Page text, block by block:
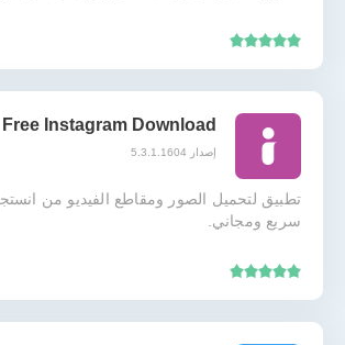
Free Instagram Download
إصدار 5.3.1.1604
تطبيق لتحميل الصور ومقاطع الفيديو من
سريع ومجاني.